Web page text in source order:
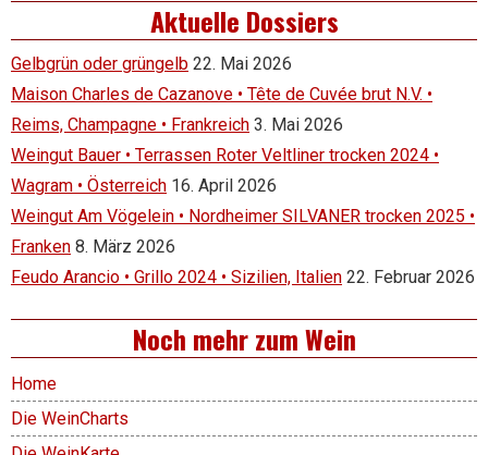
Aktuelle Dossiers
Gelbgrün oder grüngelb 22. Mai 2026
Maison Charles de Cazanove • Tête de Cuvée brut N.V. •
Reims, Champagne • Frankreich 3. Mai 2026
Weingut Bauer • Terrassen Roter Veltliner trocken 2024 •
Wagram • Österreich 16. April 2026
Weingut Am Vögelein • Nordheimer SILVANER trocken 2025 •
Franken 8. März 2026
Feudo Arancio • Grillo 2024 • Sizilien, Italien 22. Februar 2026
Noch mehr zum Wein
Home
Die WeinCharts